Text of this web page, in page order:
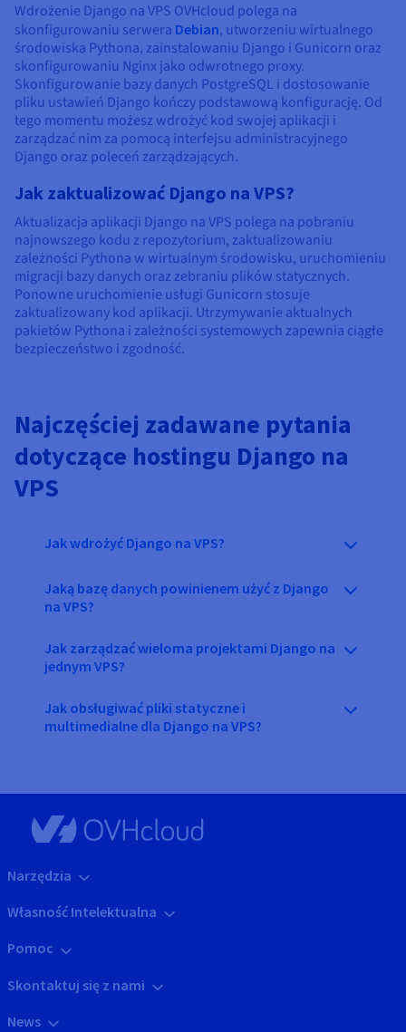
Wdrożenie Django na VPS OVHcloud polega na
skonfigurowaniu serwera Debian, utworzeniu wirtualnego
środowiska Pythona, zainstalowaniu Django i Gunicorn oraz
skonfigurowaniu Nginx jako odwrotnego proxy.
Skonfigurowanie bazy danych PostgreSQL i dostosowanie
pliku ustawień Django kończy podstawową konfigurację. Od
tego momentu możesz wdrożyć kod swojej aplikacji i
zarządzać nim za pomocą interfejsu administracyjnego
Django oraz poleceń zarządzających.
Jak zaktualizować Django na VPS?
Aktualizacja aplikacji Django na VPS polega na pobraniu
najnowszego kodu z repozytorium, zaktualizowaniu
zależności Pythona w wirtualnym środowisku, uruchomieniu
migracji bazy danych oraz zebraniu plików statycznych.
Ponowne uruchomienie usługi Gunicorn stosuje
zaktualizowany kod aplikacji. Utrzymywanie aktualnych
pakietów Pythona i zależności systemowych zapewnia ciągłe
bezpieczeństwo i zgodność.
Najczęściej zadawane pytania
dotyczące hostingu Django na
VPS
Jak wdrożyć Django na VPS?
Jaką bazę danych powinienem użyć z Django
na VPS?
Jak zarządzać wieloma projektami Django na
jednym VPS?
Jak obsługiwać pliki statyczne i
multimedialne dla Django na VPS?
Narzędzia
Własność Intelektualna
Pomoc
Skontaktuj się z nami
News